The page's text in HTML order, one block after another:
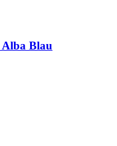
Alba Blau